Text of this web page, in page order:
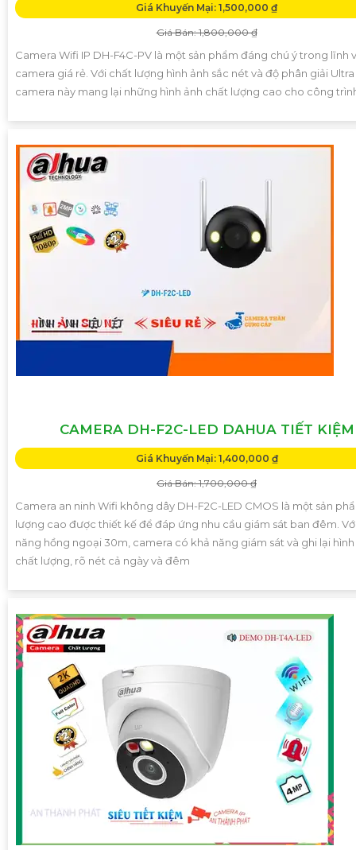
Giá Khuyến Mại: 1,500,000 ₫
Giá Bán: 1,800,000 ₫
Camera Wifi IP DH-F4C-PV là một sản phẩm đáng chú ý trong lĩnh
camera giá rẻ. Với chất lượng hình ảnh sắc nét và độ phân giải Ultra
camera này mang lại những hình ảnh chất lượng cao cho công
CAMERA DH-F2C-LED DAHUA TIẾT KIỆM
Giá Khuyến Mại: 1,400,000 ₫
Giá Bán: 1,700,000 ₫
Camera an ninh Wifi không dây DH-F2C-LED CMOS là một sản
lượng cao được thiết kế để đáp ứng nhu cầu giám sát ban đêm.
năng hồng ngoại 30m, camera có khả năng giám sát và ghi lại
chất lượng, rõ nét cả ngày và đêm